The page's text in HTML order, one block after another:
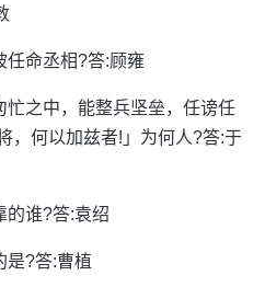
任命丞相?答:顾雍
忙之中，能整兵坚垒，任谤任
，何以加兹者!」为何人?答:于
的谁?答:袁绍
是?答:曹植